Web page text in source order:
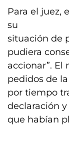
Para el juez,
su
situación de
pudiera
accionar”.
pedidos de
por tiempo
declaración
que habían